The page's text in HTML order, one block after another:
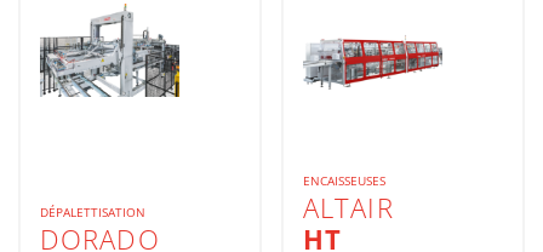
DÉPALETTISATION
DORADO
ENCAISSEUSES
ALTAIR
HT